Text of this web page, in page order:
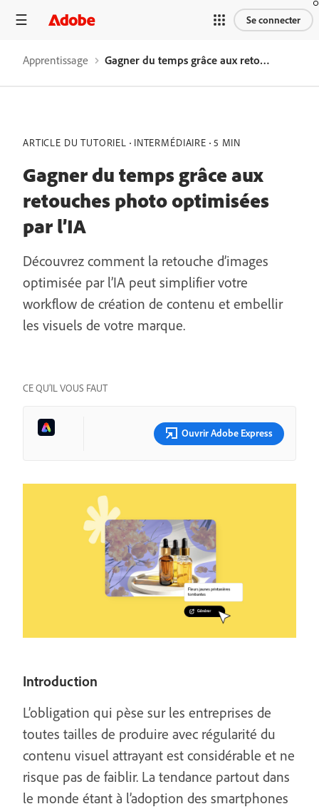
Se connecter
Apprentissage Gagner du temps grâce aux retouches photo optimisées par l’IA
ARTICLE DU TUTORIEL INTERMÉDIAIRE 5 MIN
Gagner du temps grâce aux
retouches photo optimisées
par l’IA
Découvrez comment la retouche d’images
optimisée par l’IA peut simplifier votre
workflow de création de contenu et embellir
les visuels de votre marque.
CE QU’IL VOUS FAUT
Ouvrir Adobe Express
Introduction
L’obligation qui pèse sur les entreprises de
toutes tailles de produire avec régularité du
contenu visuel attrayant est considérable et ne
risque pas de faiblir. La tendance partout dans
le monde étant à l’adoption des smartphones